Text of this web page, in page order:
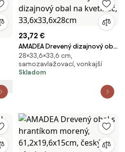
23,72 €
AMADEA Drevený dizajnový obal
na kvetináč, 33,6x33,6x28cm
28×33,6×33,6 cm,
samozavlažovací, vonkajší
Skladom